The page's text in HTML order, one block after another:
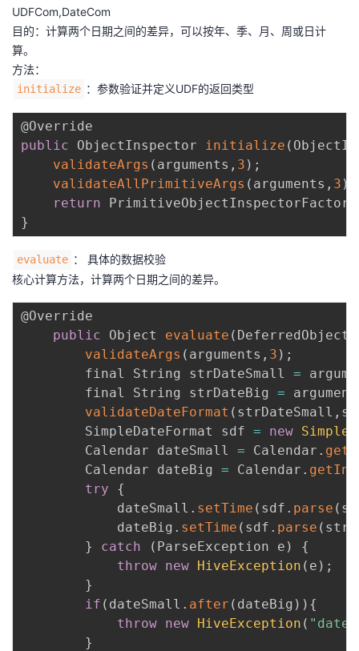
UDFCom,DateCom
目的：计算两个日期之间的差异，可以按年、季、月、周或日计
算。
方法：
initialize ：参数验证并定义UDF的返回类型
public ObjectInspector initialize (
validateArgs ( arguments , 3 ) ;
validateAllPrimitiveArgs ( arguments , 3 )
return PrimitiveObjectInspectorFactory
}
evaluate ： 具体的数据校验
核心计算方法，计算两个日期之间的差异。
@Override
public Object evaluate ( DeferredObject
validateArgs ( arguments , 3 ) ;
        final String strDateSmall
=
        final String strDateBig
=
validateDateFormat ( strDateSmall ,
        SimpleDateFormat sdf
= new
        Calendar dateSmall
= Calendar .
        Calendar dateBig
= Calendar .
try
{
            dateSmall
. setTime ( sdf . parse (
            dateBig
. setTime ( sdf . parse (
}
catch ( ParseException e )
{
throw new HiveException ( e ) ;
}
if ( dateSmall . after ( dateBig ) ) {
throw new HiveException (
}